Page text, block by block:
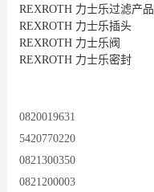
REXROTH 力士乐过滤产品
REXROTH 力士乐插头
REXROTH 力士乐阀
REXROTH 力士乐密封
0820019631
5420770220
0821300350
0821200003